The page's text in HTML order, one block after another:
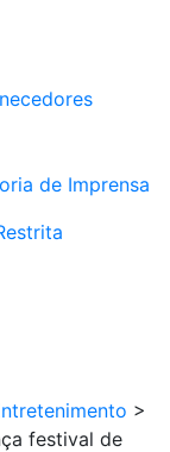
de Imprensa
>
festival de